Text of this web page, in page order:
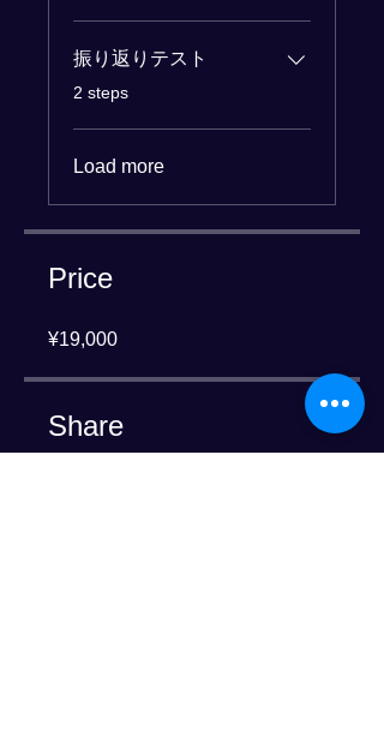
振り返りテスト
.2 steps
Load more
Price
¥19,000
Share